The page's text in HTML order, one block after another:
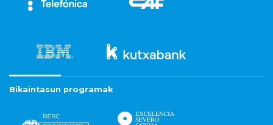
Bikaintasun programak